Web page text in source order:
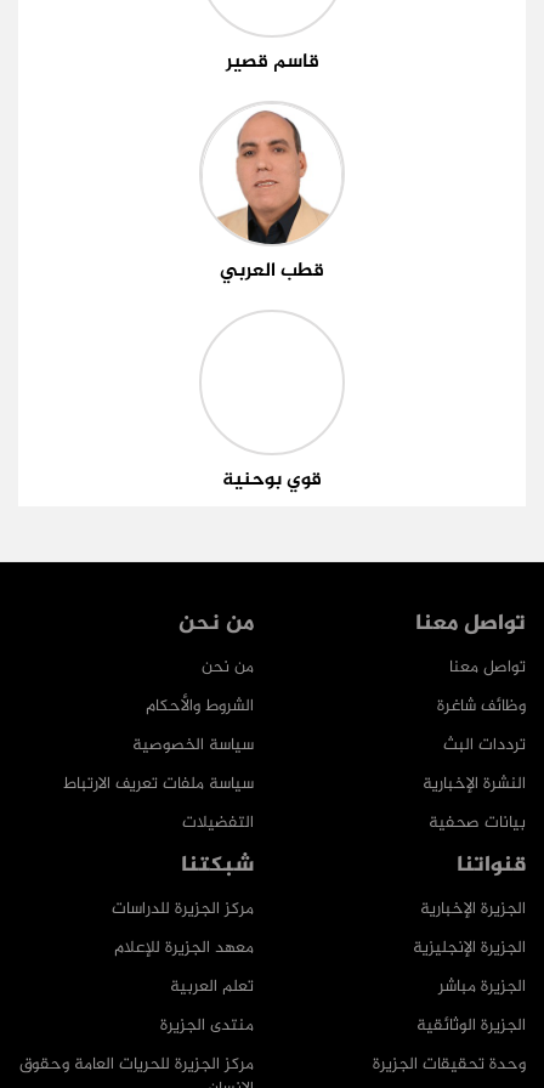
قاسم قصير
قطب العربي
قوي بوحنية
من نحن
من نحن
الشروط والأحكام
سياسة الخصوصية
سياسة ملفات تعريف الارتباط
التفضيلات
تواصل معنا
تواصل معنا
وظائف شاغرة
ترددات البث
النشرة الإخبارية
بيانات صحفية
شبكتنا
مركز الجزيرة للدراسات
معهد الجزيرة للإعلام
تعلم العربية
منتدى الجزيرة
مركز الجزيرة للحريات العامة وحقوق
قنواتنا
الجزيرة الإخبارية
الجزيرة الإنجليزية
الجزيرة مباشر
الجزيرة الوثائقية
وحدة تحقيقات الجزيرة